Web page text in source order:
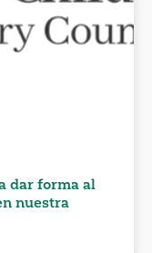
dar forma al
nuestra